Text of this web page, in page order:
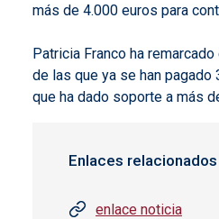
más de 4.000 euros para
Patricia Franco ha
de las que ya se han
que ha dado soporte a más
Enlaces relacionados
enlace noticia